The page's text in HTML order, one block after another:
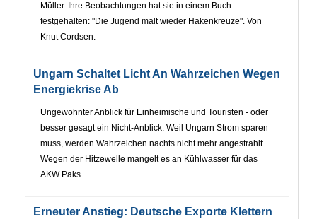
Müller. Ihre Beobachtungen hat sie in einem Buch
festgehalten: "Die Jugend malt wieder Hakenkreuze". Von
Knut Cordsen.
Ungarn Schaltet Licht An Wahrzeichen Wegen
Energiekrise Ab
Ungewohnter Anblick für Einheimische und Touristen - oder
besser gesagt ein Nicht-Anblick: Weil Ungarn Strom sparen
muss, werden Wahrzeichen nachts nicht mehr angestrahlt.
Wegen der Hitzewelle mangelt es an Kühlwasser für das
AKW Paks.
Erneuter Anstieg: Deutsche Exporte Klettern